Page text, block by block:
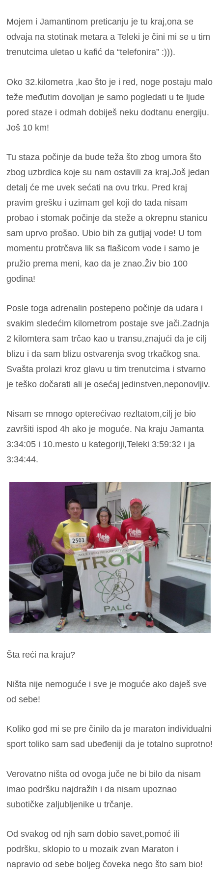
Mojem i Jamantinom preticanju je tu kraj,ona se
odvaja na stotinak metara a Teleki je čini mi se u tim
trenutcima uletao u kafić da “telefonira” :))).
Oko 32.kilometra ,kao što je i red, noge postaju malo
teže međutim dovoljan je samo pogledati u te ljude
pored staze i odmah dobiješ neku dodtanu energiju.
Još 10 km!
Tu staza počinje da bude teža što zbog umora što
zbog uzbrdica koje su nam ostavili za kraj.Još jedan
detalj će me uvek sećati na ovu trku. Pred kraj
pravim grešku i uzimam gel koji do tada nisam
probao i stomak počinje da steže a okrepnu stanicu
sam uprvo prošao. Ubio bih za gutljaj vode! U tom
momentu protrčava lik sa flašicom vode i samo je
pružio prema meni, kao da je znao.Živ bio 100
godina!
Posle toga adrenalin postepeno počinje da udara i
svakim sledećim kilometrom postaje sve jači.Zadnja
2 kilomtera sam trčao kao u transu,znajući da je cilj
blizu i da sam blizu ostvarenja svog trkačkog sna.
Svašta prolazi kroz glavu u tim trenutcima i stvarno
je teško dočarati ali je osećaj jedinstven,neponovljiv.
Nisam se mnogo opterećivao rezltatom,cilj je bio
završiti ispod 4h ako je moguće. Na kraju Jamanta
3:34:05 i 10.mesto u kategoriji,Teleki 3:59:32 i ja
3:34:44.
Šta reći na kraju?
Ništa nije nemoguće i sve je moguće ako daješ sve
od sebe!
Koliko god mi se pre činilo da je maraton individualni
sport toliko sam sad ubeđeniji da je totalno suprotno!
Verovatno ništa od ovoga juče ne bi bilo da nisam
imao podršku najdražih i da nisam upoznao
subotičke zaljubljenike u trčanje.
Od svakog od njh sam dobio savet,pomoć ili
podršku, sklopio to u mozaik zvan Maraton i
napravio od sebe boljeg čoveka nego što sam bio!